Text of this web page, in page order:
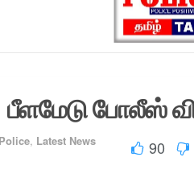
பீளமேடு
, Latest News
90